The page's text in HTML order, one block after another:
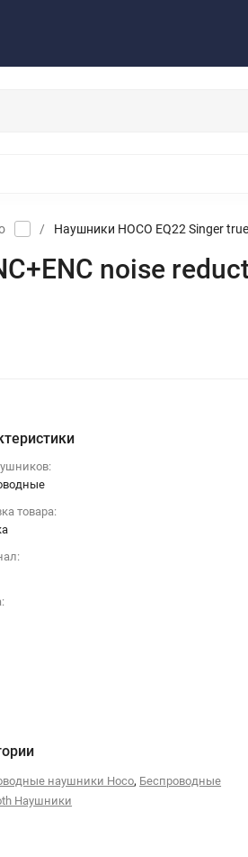
/ Наушники HOCO EQ22 Singer
noise
товара:
наушники Hoco, Беспроводные
Наушники